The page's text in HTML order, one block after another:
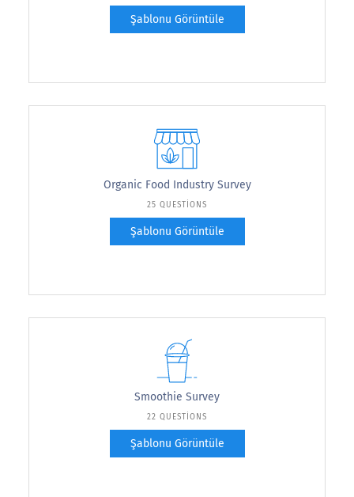
Şablonu Görüntüle
Organic Food Industry Survey
25 QUESTIONS
Şablonu Görüntüle
Smoothie Survey
22 QUESTIONS
Şablonu Görüntüle